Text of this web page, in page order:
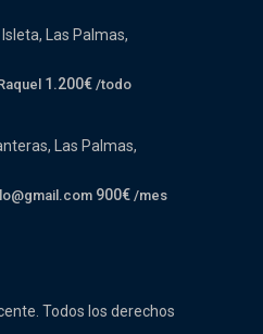
Las Palmas,
1.200€ /todo
Las Palmas,
900€ /mes
Todos los derechos